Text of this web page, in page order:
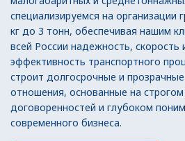
специализируемся на организации
кг до 3 тонн, обеспечивая нашим
всей России надежность, скорость
эффективность транспортного
строит долгосрочные и
отношения, основанные на
договоренностей и глубоком
современного бизнеса.